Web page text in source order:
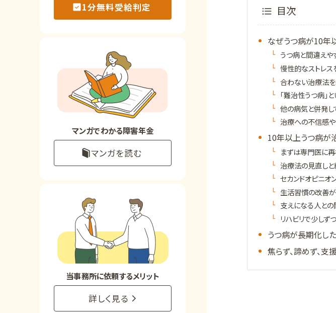
Q&A・相談事例
事務所について
お客様からの感謝のお手紙
で受給相談をする
目次
なぜうつ病が10年
うつ病と間違え
慢性的なストレ
合わない治療法
「難治性うつ病」
他の病気と併発し
治療への不信感
10年以上うつ病が
まずは専門医に
治療法の見直し
セカンドオピニオ
生活習慣の改善
支えになる人との
リハビリで少しず
うつ病が長期化し
焦らず、諦めず、
1分無料受給判定
マンガでわかる障害年金
マンガを読む
当事務所に依頼するメリット
詳しく見る